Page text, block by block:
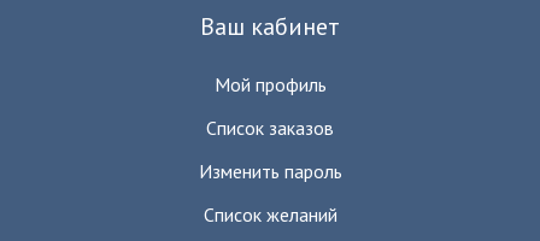
Ваш кабинет
Мой профиль
Список заказов
Изменить пароль
Список желаний